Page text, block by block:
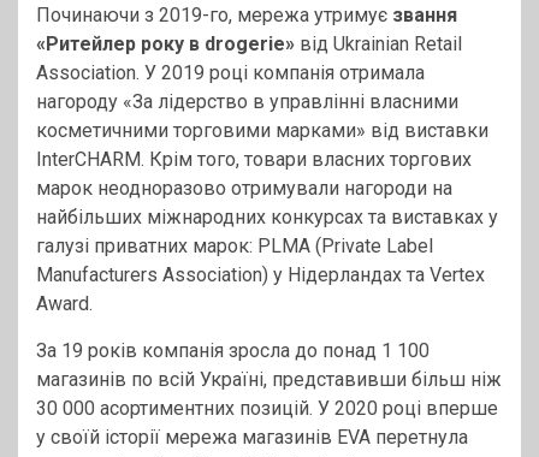
Починаючи з 2019-го, мережа утримує звання
«Ритейлер року в drogerie» від Ukrainian Retail
Association. У 2019 році компанія отримала
нагороду «За лідерство в управлінні власними
косметичними торговими марками» від виставки
InterCHARM. Крім того, товари власних торгових
марок неодноразово отримували нагороди на
найбільших міжнародних конкурсах та виставках у
галузі приватних марок: PLMA (Private Label
Manufacturers Association) у Нідерландах та Vertex
Award.
За 19 років компанія зросла до понад 1 100
магазинів по всій Україні, представивши більш ніж
30 000 асортиментних позицій. У 2020 році вперше
у своїй історії мережа магазинів EVA перетнула